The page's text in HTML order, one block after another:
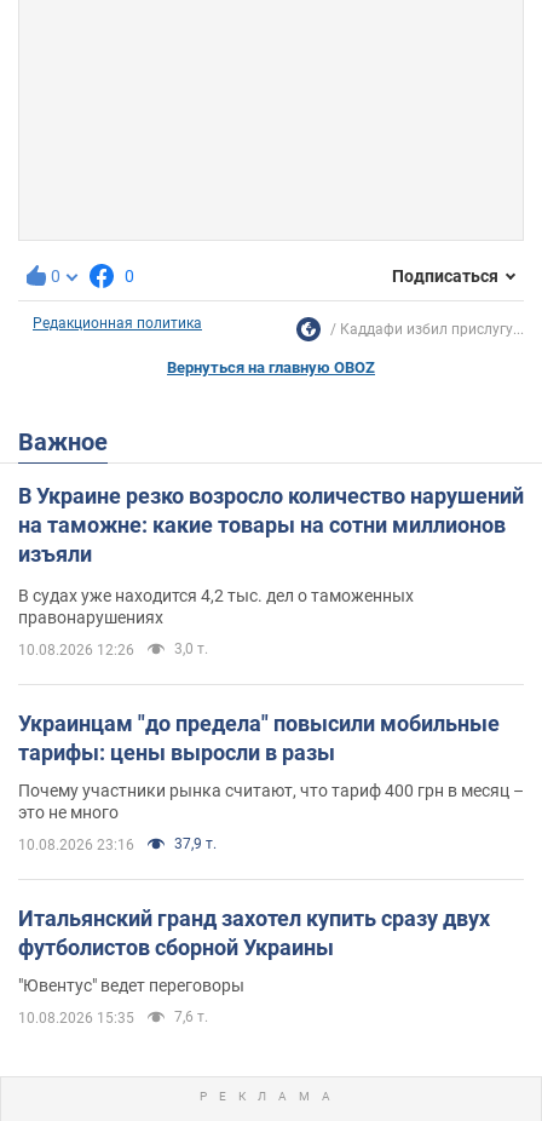
0 0 Подписаться
Редакционная политика Каддафи избил прислугу...
Вернуться на главную OBOZ
Важное
В Украине резко возросло количество нарушений
на таможне: какие товары на сотни миллионов
изъяли
В судах уже находится 4,2 тыс. дел о таможенных
правонарушениях
10.08.2026 12:26 3,0 т.
Украинцам "до предела" повысили мобильные
тарифы: цены выросли в разы
Почему участники рынка считают, что тариф 400 грн в месяц –
это не много
10.08.2026 23:16 37,9 т.
Итальянский гранд захотел купить сразу двух
футболистов сборной Украины
"Ювентус" ведет переговоры
10.08.2026 15:35 7,6 т.